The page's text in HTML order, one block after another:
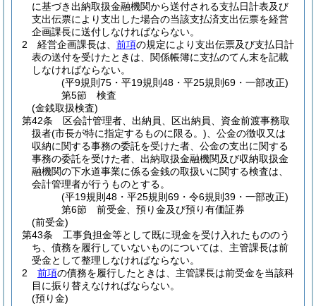
に基づき出納取扱金融機関から送付される支払日計表及び
支出伝票により支出した場合の当該支払済支出伝票を経営
企画課長に送付しなければならない。
2
経営企画課長は、 前項の規定により支出伝票及び支払日計
表の送付を受けたときは、関係帳簿に支払のてん末を記載
しなければならない。
(平9規則75・平19規則48・平25規則69・一部改正)
第5節
検査
(金銭取扱検査)
第42条
区会計管理者、出納員、区出納員、資金前渡事務取
扱者(市長が特に指定するものに限る。) 、公金の徴収又は
収納に関する事務の委託を受けた者、公金の支出に関する
事務の委託を受けた者、出納取扱金融機関及び収納取扱金
融機関の下水道事業に係る金銭の取扱いに関する検査は、
会計管理者が行うものとする。
(平19規則48・平25規則69・令6規則39・一部改正)
第6節
前受金、預り金及び預り有価証券
(前受金)
第43条
工事負担金等として既に現金を受け入れたもののう
ち、債務を履行していないものについては、主管課長は前
受金として整理しなければならない。
2
前項の債務を履行したときは、主管課長は前受金を当該科
目に振り替えなければならない。
(預り金)